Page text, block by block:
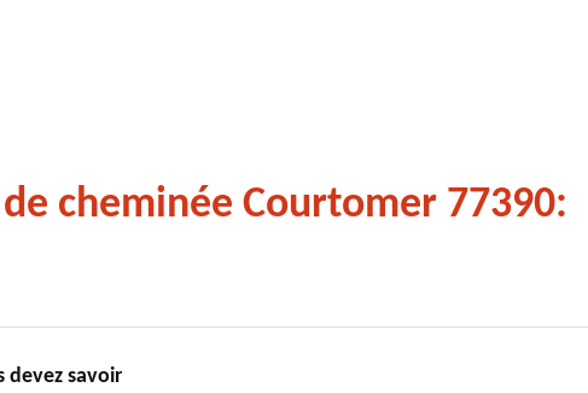
cheminée Courtomer 77390:
devez savoir